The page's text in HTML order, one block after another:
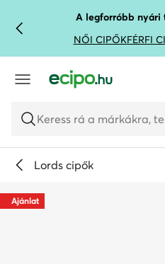
UGRÁS A FŐ TARTALOMRA
UGRÁS A KERESÉSHEZ
A legforróbb nyári
NŐI CIPŐKFÉRFI
Keress rá a márkákra,
Lords cipők
Ajánlat